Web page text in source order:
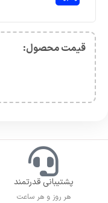
قیمت محصول:​
پشتیبانی قدرتمند
هر روز و هر ساعت